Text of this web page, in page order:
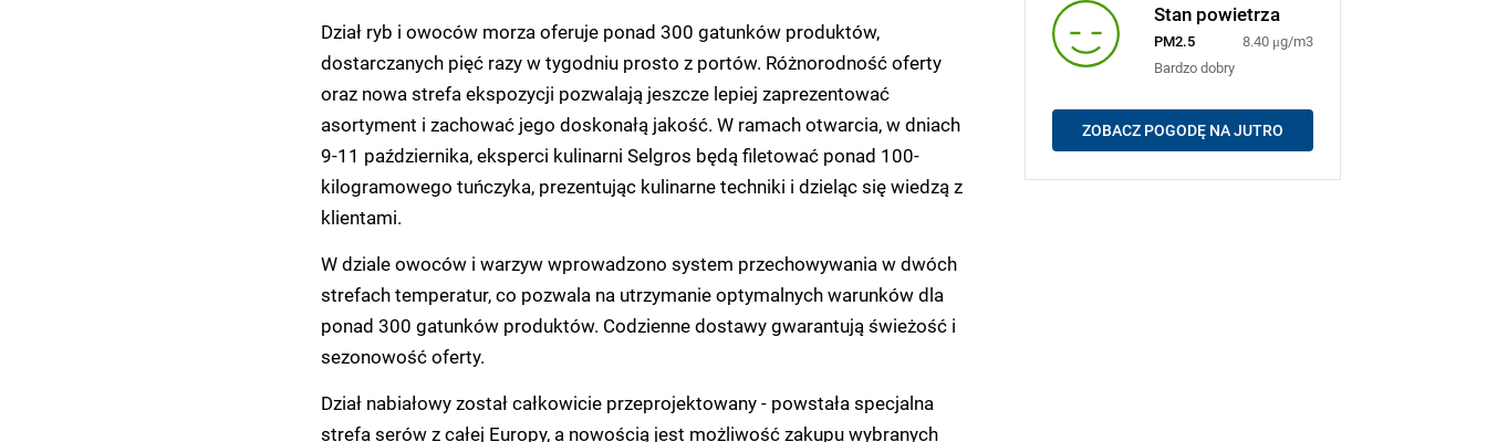
Dział ryb i owoców morza oferuje ponad 300 gatunków produktów,
dostarczanych pięć razy w tygodniu prosto z portów. Różnorodność oferty
oraz nowa strefa ekspozycji pozwalają jeszcze lepiej zaprezentować
asortyment i zachować jego doskonałą jakość. W ramach otwarcia, w dniach
9-11 października, eksperci kulinarni Selgros będą filetować ponad 100-
kilogramowego tuńczyka, prezentując kulinarne techniki i dzieląc się wiedzą z
klientami.
W dziale owoców i warzyw wprowadzono system przechowywania w dwóch
strefach temperatur, co pozwala na utrzymanie optymalnych warunków dla
ponad 300 gatunków produktów. Codzienne dostawy gwarantują świeżość i
sezonowość oferty.
Dział nabiałowy został całkowicie przeprojektowany - powstała specjalna
strefa serów z całej Europy, a nowością jest możliwość zakupu wybranych
Stan powietrza
PM2.5
8.40 μg/m3
Bardzo dobry
ZOBACZ POGODĘ NA JUTRO